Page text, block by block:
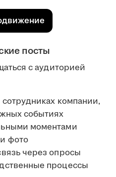
посты
с аудиторией
компании,
событиях
моментами
фото
через опросы
процессы